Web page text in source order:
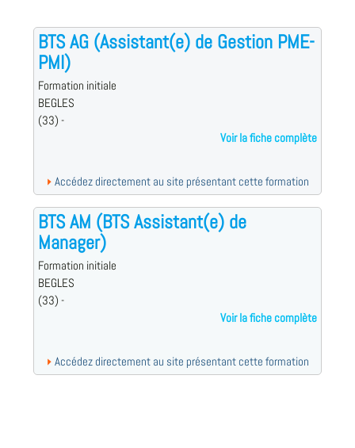
BTS AG (Assistant(e) de Gestion PME-
PMI)
Formation initiale
BEGLES
(33) -
Voir la fiche complète
Accédez directement au site présentant cette formation
BTS AM (BTS Assistant(e) de
Manager)
Formation initiale
BEGLES
(33) -
Voir la fiche complète
Accédez directement au site présentant cette formation